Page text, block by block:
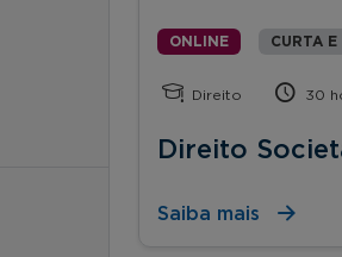
ONLINE CURTA E
Direito 30
Direito
Saiba mais